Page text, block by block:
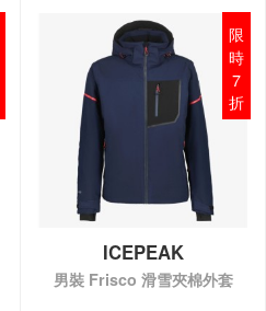
ICEPEAK
男裝 Frisco 滑雪夾棉外套
限
時
7
折